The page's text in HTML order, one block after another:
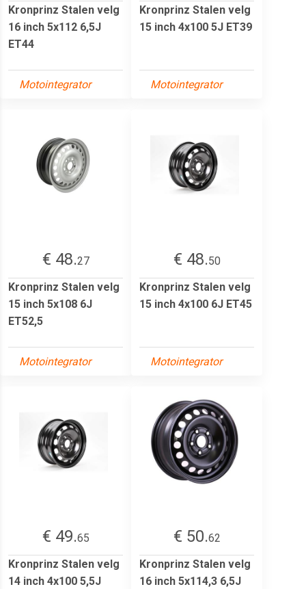
Kronprinz Stalen velg
16 inch 5x112 6,5J
ET44
Motointegrator
Kronprinz Stalen velg
15 inch 4x100 5J ET39
Motointegrator
€ 48.27
Kronprinz Stalen velg
15 inch 5x108 6J
ET52,5
Motointegrator
€ 48.50
Kronprinz Stalen velg
15 inch 4x100 6J ET45
Motointegrator
€ 49.65
Kronprinz Stalen velg
14 inch 4x100 5,5J
€ 50.62
Kronprinz Stalen velg
16 inch 5x114,3 6,5J